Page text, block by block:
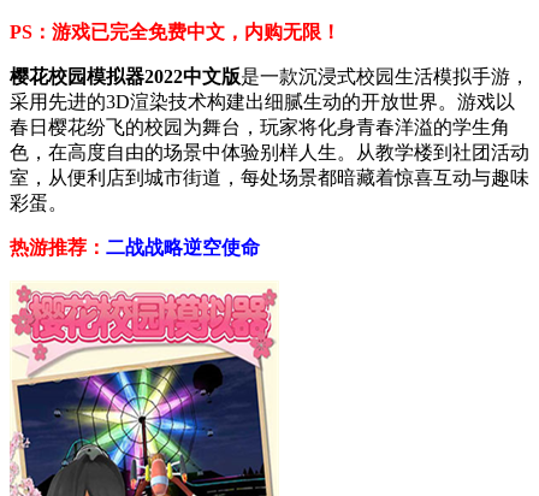
PS：游戏已完全免费中文，内购无限！
樱花校园模拟器2022中文版是一款沉浸式校园生活模拟手游，
采用先进的3D渲染技术构建出细腻生动的开放世界。游戏以
春日樱花纷飞的校园为舞台，玩家将化身青春洋溢的学生角
色，在高度自由的场景中体验别样人生。从教学楼到社团活动
室，从便利店到城市街道，每处场景都暗藏着惊喜互动与趣味
彩蛋。
热游推荐： 二战战略逆空使命